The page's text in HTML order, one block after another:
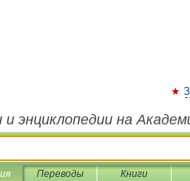
и энциклопедии на
Переводы Книги